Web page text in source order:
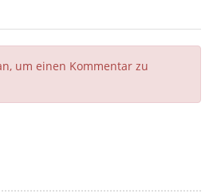
um einen Kommentar zu